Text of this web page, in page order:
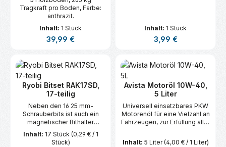
Tragkraft pro Boden, Farbe:
anthrazit.
Inhalt: 1 Stück
Regulärer Preis:
39,99 €
Inhalt: 1 Stück
Regulärer Preis:
3,99 €
Ryobi Bitset RAK17SD,
17-teilig
Neben den 16 25 mm-
Schrauberbits ist auch ein
magnetischer Bithalter
enthalten.
Inhalt: 17 Stück (0,29 € / 1
Stück)
Avista Motoröl 10W-40,
5 Liter
Universell einsatzbares PKW
Motorenöl für eine Vielzahl an
Fahrzeugen, zur Erfüllung aller
Inhalt: 5 Liter(4,00 € / 1 Liter)